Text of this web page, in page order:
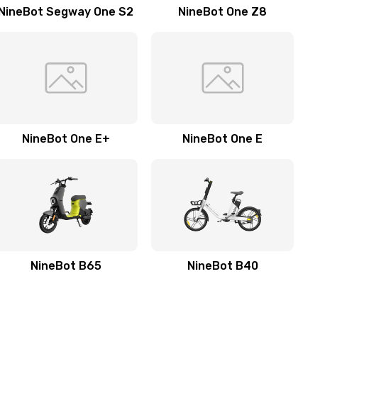
Segway One S2 NineBot One Z8
NineBot One E+ NineBot One E
NineBot B65 NineBot B40